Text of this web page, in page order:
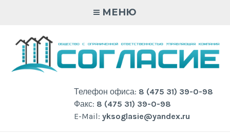
МЕНЮ
Телефон офиса: 8 (475 31) 39-0-98
Факс: 8 (475 31) 39-0-98
E-Mail: yksoglasie@yandex.ru